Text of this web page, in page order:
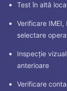
Test în altă
Verificare
selectare
Inspecție
anterioare
Verificare